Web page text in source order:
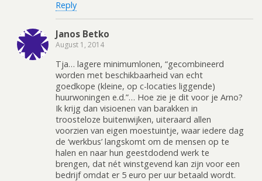
Reply
Janos Betko
August 1, 2014
Tja… lagere minimumlonen, “gecombineerd
worden met beschikbaarheid van echt
goedkope (kleine, op c-locaties liggende)
huurwoningen e.d.”… Hoe zie je dit voor je Arno?
Ik krijg dan visioenen van barakken in
troosteloze buitenwijken, uiteraard allen
voorzien van eigen moestuintje, waar iedere dag
de ‘werkbus’ langskomt om de mensen op te
halen en naar hun geestdodend werk te
brengen, dat nét winstgevend kan zijn voor een
bedrijf omdat er 5 euro per uur betaald wordt.